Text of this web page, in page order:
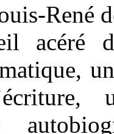
René
acéré